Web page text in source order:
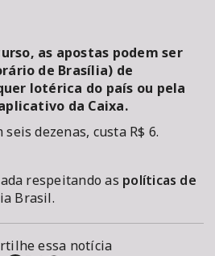
as apostas podem ser
de Brasília) de
lotérica do país ou pela
da Caixa.
dezenas, custa R$ 6.
respeitando as políticas de
Brasil.
essa notícia